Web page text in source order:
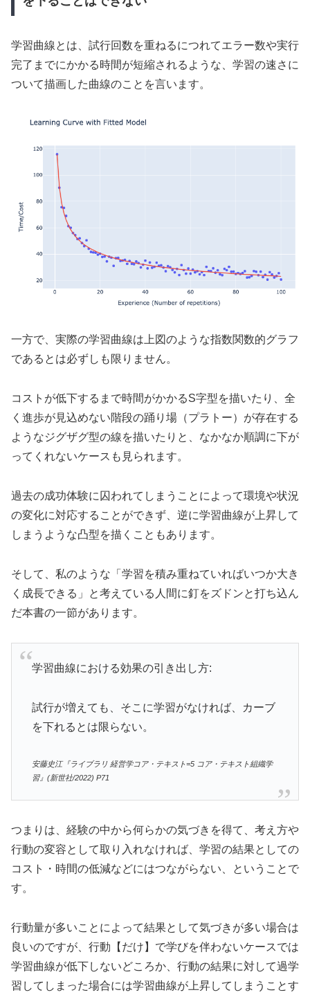
学習曲線とは、試行回数を重ねるにつれてエラー数や実行
完了までにかかる時間が短縮されるような、学習の速さに
ついて描画した曲線のことを言います。
一方で、実際の学習曲線は上図のような指数関数的グラフ
であるとは必ずしも限りません。
コストが低下するまで時間がかかるS字型を描いたり、全
く進歩が見込めない階段の踊り場（プラトー）が存在する
ようなジグザグ型の線を描いたりと、なかなか順調に下が
ってくれないケースも見られます。
過去の成功体験に囚われてしまうことによって環境や状況
の変化に対応することができず、逆に学習曲線が上昇して
しまうような凸型を描くこともあります。
そして、私のような「学習を積み重ねていればいつか大き
く成長できる」と考えている人間に釘をズドンと打ち込ん
だ本書の一節があります。
学習曲線における効果の引き出し方:
試行が増えても、そこに学習がなければ、カーブ
を下れるとは限らない。
安藤史江『ライブラリ 経営学コア・テキスト=5 コア・テキスト組織学
習』(新世社/2022) P71
つまりは、経験の中から何らかの気づきを得て、考え方や
行動の変容として取り入れなければ、学習の結果としての
コスト・時間の低減などにはつながらない、ということで
す。
行動量が多いことによって結果として気づきが多い場合は
良いのですが、行動【だけ】で学びを伴わないケースでは
学習曲線が低下しないどころか、行動の結果に対して過学
習してしまった場合には学習曲線が上昇してしまうことす